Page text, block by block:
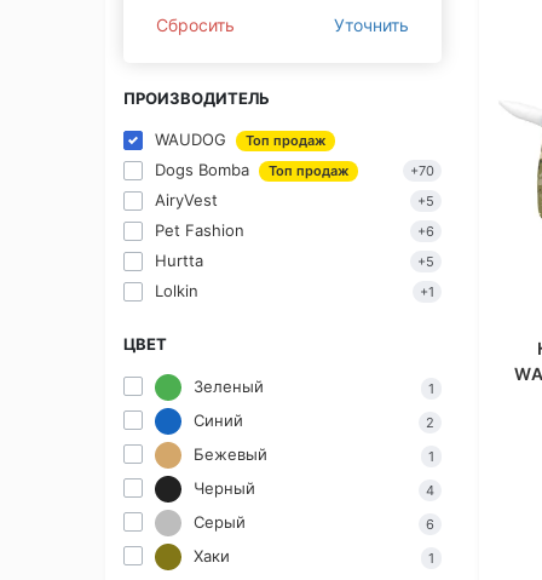
Сбросить Уточнить
ПРОИЗВОДИТЕЛЬ
WAUDOG Топ продаж
Dogs Bomba Топ продаж +70
AiryVest +5
Pet Fashion +6
Hurtta +5
Lolkin +1
ЦВЕТ
Зеленый 1
Синий 2
Бежевый 1
Черный 4
Серый 6
Хаки 1